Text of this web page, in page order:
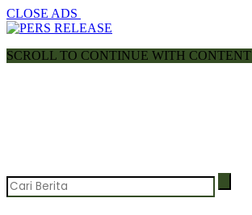
CLOSE ADS
SCROLL TO CONTINUE WITH CONTENT